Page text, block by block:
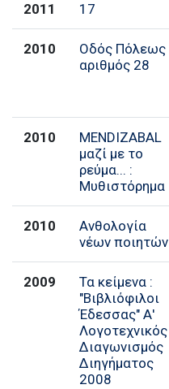
2011 17
2010
Οδός Πόλεως
αριθμός 28
2010
MENDIZABAL
µαζί µε το
ρεύµα... :
Μυθιστόρημα
2010
Ανθολογία
νέων ποιητών
2009
Τα κείμενα :
"Βιβλιόφιλοι
Έδεσσας" Α'
Λογοτεχνικός
Διαγωνισμός
Διηγήματος
2008